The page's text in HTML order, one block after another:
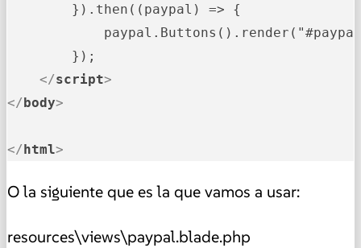
}).then((paypal) => {
});
</script>
</body>
</html>
O la siguiente que es la que vamos a usar:
resources\views\paypal.blade.php